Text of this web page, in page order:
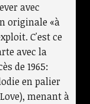
avec
originale «à
C'est ce
avec la
de 1965:
en palier
menant à